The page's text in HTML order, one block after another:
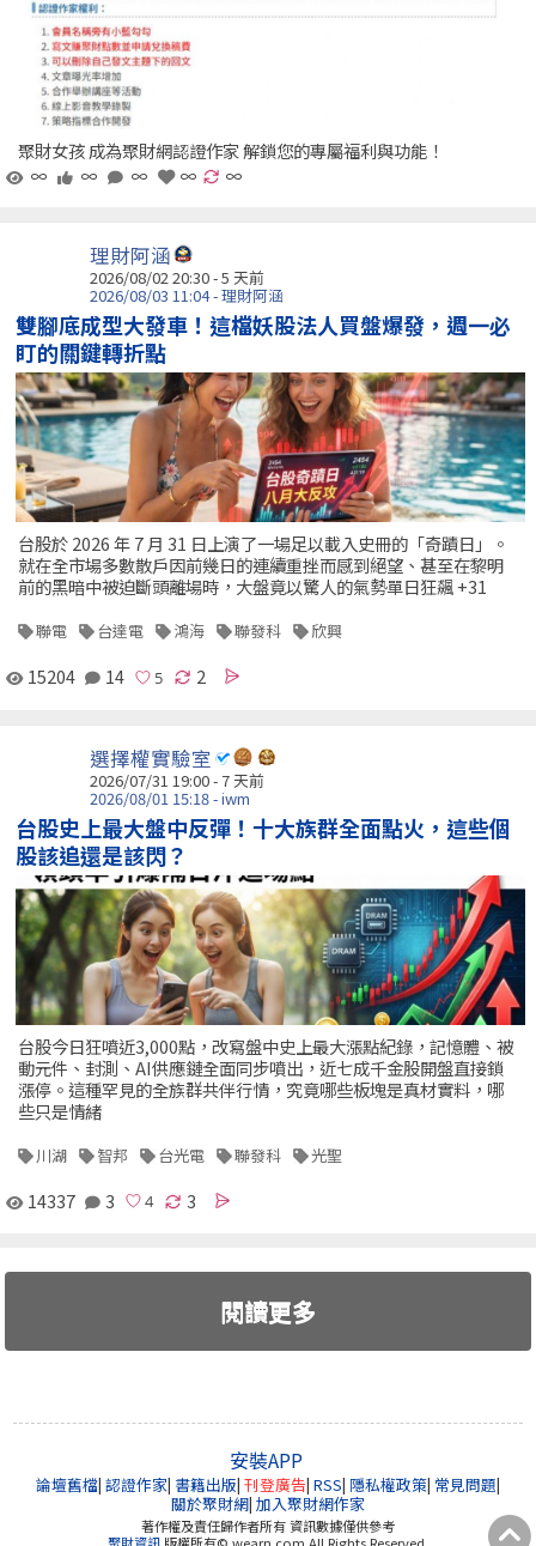
聚財女孩 成為聚財網認證作家 解鎖您的專屬福利與功能！
∞
∞ ∞ ∞ ∞
理財阿涵
2026/08/02 20:30 - 5 天前
2026/08/03 11:04 - 理財阿涵
雙腳底成型大發車！這檔妖股法人買盤爆發，週一必
盯的關鍵轉折點
台股於 2026 年 7 月 31 日上演了一場足以載入史冊的「奇蹟日」。
就在全市場多數散戶因前幾日的連續重挫而感到絕望、甚至在黎明
前的黑暗中被迫斷頭離場時，大盤竟以驚人的氣勢單日狂飆 +31
聯電 台達電 鴻海 聯發科 欣興
15204 14 2
選擇權實驗室
2026/07/31 19:00 - 7 天前
2026/08/01 15:18 - iwm
台股史上最大盤中反彈！十大族群全面點火，這些個
股該追還是該閃？
台股今日狂噴近3,000點，改寫盤中史上最大漲點紀錄，記憶體、被
動元件、封測、AI供應鏈全面同步噴出，近七成千金股開盤直接鎖
漲停。這種罕見的全族群共伴行情，究竟哪些板塊是真材實料，哪
些只是情緒
川湖 智邦 台光電 聯發科 光聖
14337 3 3
閱讀更多
安裝APP
論壇舊檔| 認證作家| 書籍出版| 刊登廣告| RSS| 隱私權政策| 常見問題|
關於聚財網| 加入聚財網作家
著作權及責任歸作者所有 資訊數據僅供參考